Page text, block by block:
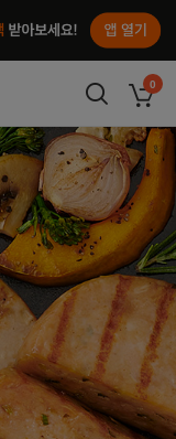
앱열기
컴 장바구
0